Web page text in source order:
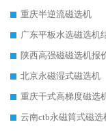
重庆半逆流磁选机
广东平板水选磁选机
陕西高强磁磁选机报
北京永磁湿式磁选机
重庆干式高梯度磁选
云南ctb永磁筒式磁选